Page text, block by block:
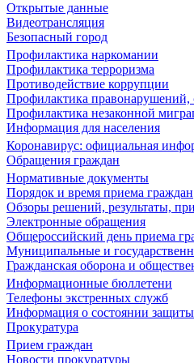
Открытые данные
Видеотрансляция
Безопасный город
Профилактика наркомании
Профилактика терроризма
Противодействие коррупции
Профилактика правонарушений,
Профилактика незаконной
Информация для населения
Коронавирус: официальная
Обращения граждан
Нормативные документы
Порядок и время приема граждан
Обзоры решений, результаты,
Электронные обращения
Общероссийский день приема
Муниципальные и
Гражданская оборона и
Информационные бюллетени
Телефоны экстренных служб
Информация о состоянии
Прокуратура
Прием граждан
Новости прокуратуры